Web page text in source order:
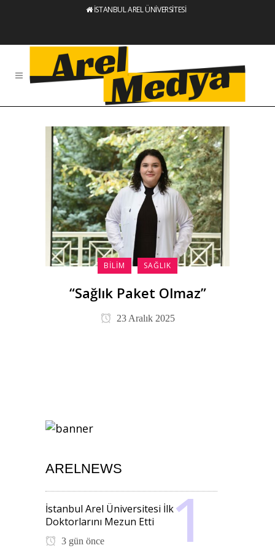
İSTANBUL AREL ÜNİVERSİTESİ
BILIM SAĞLIK
“Sağlık Paket Olmaz”
23 Aralık 2025
ARELNEWS
İstanbul Arel Üniversitesi İlk
Doktorlarını Mezun Etti
3 gün önce